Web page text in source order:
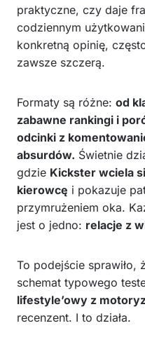
praktyczne, czy daje
codziennym
konkretną opinię,
zawsze szczerą.
Formaty są różne: od
zabawne rankingi i
odcinki z
absurdów. Świetnie
gdzie Kickster wciela
kierowcę i pokazuje
przymrużeniem oka.
jest o jedno: relacje z
To podejście sprawiło,
schemat typowego
lifestyle’owy z
recenzent. I to działa.